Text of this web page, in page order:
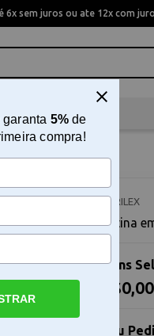
6x sem juros ou ate 12x com
Scrapbook
ACRILEX
Patina
Itens
R$0,00
Seu
garanta 5%de
compra!